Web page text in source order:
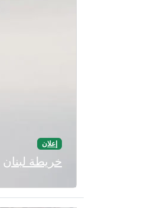
إعلان
خريطة لبنان